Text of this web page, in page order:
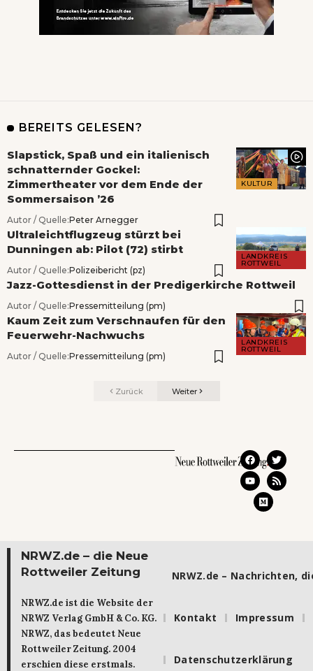
BEREITS GELESEN?
KULTUR
Slapstick, Spaß und ein italienisch
schnatternder Gockel:
Zimmertheater vor dem Ende der
Sommersaison ’26
Autor / Quelle:Peter Arnegger
LANDKREIS
ROTTWEIL
Ultraleichtflugzeug stürzt bei
Dunningen ab: Pilot (72) stirbt
Autor / Quelle:Polizeibericht (pz)
Jazz-Gottesdienst in der Predigerkirche Rottweil
Autor / Quelle:Pressemitteilung (pm)
LANDKREIS
ROTTWEIL
Kaum Zeit zum Verschnaufen für den
Feuerwehr-Nachwuchs
Autor / Quelle:Pressemitteilung (pm)
Zurück Weiter
NRWZ.de – die Neue
Rottweiler Zeitung
NRWZ.de ist die Website der
NRWZ Verlag GmbH & Co. KG.
NRWZ, das bedeutet Neue
Rottweiler Zeitung. 2004
erschien diese erstmals.
NRWZ.de – Nachrichten,
Kontakt Impressum
Datenschutzerklärung